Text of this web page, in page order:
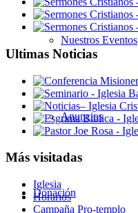
Nuestros Eventos
Anuncios
Donación
Ultimas Noticias
Más visitadas
Iglesia
Horarios
Campaña Pro-templo